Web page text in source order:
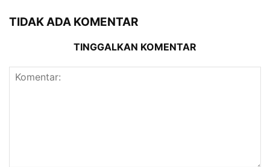
TIDAK ADA KOMENTAR
TINGGALKAN KOMENTAR